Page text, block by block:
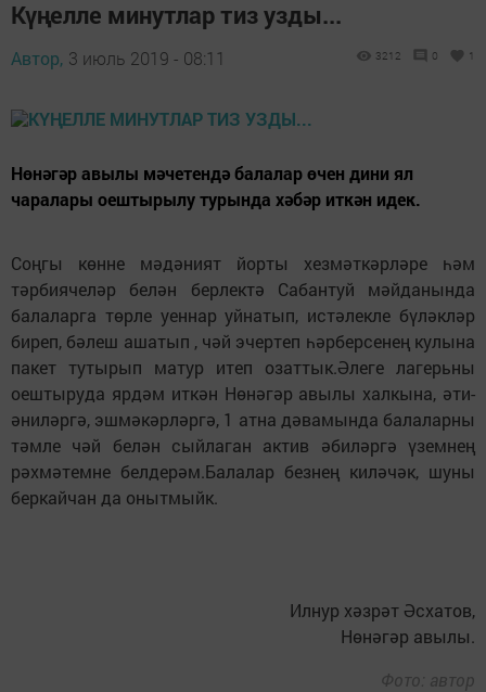
Күңелле минутлар тиз узды...
Автор, 3 июль 2019 - 08:11 3212 0 1
Нөнәгәр авылы мәчетендә балалар өчен дини ял
чаралары оештырылу турында хәбәр иткән идек.
Соңгы көнне мәдәният йорты хезмәткәрләре һәм
тәрбиячеләр белән берлектә Сабантуй мәйданында
балаларга төрле уеннар уйнатып, истәлекле бүләкләр
биреп, бәлеш ашатып , чәй эчертеп һәрберсенең кулына
пакет тутырып матур итеп озаттык.Әлеге лагерьны
оештыруда ярдәм иткән Нөнәгәр авылы халкына, әти-
әниләргә, эшмәкәрләргә, 1 атна дәвамында балаларны
тәмле чәй белән сыйлаган актив әбиләргә үземнең
рәхмәтемне белдерәм.Балалар безнең киләчәк, шуны
беркайчан да онытмыйк.
Илнур хәзрәт Әсхатов,
Нөнәгәр авылы.
Фото: автор